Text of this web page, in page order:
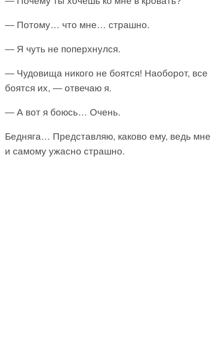
— Потому… что мне… страшно.
— Я чуть не поперхнулся.
— Чудовища никого не боятся! Наоборот, все
боятся их, — отвечаю я.
— А вот я боюсь… Очень.
Бедняга… Представляю, каково ему, ведь мне
и самому ужасно страшно.